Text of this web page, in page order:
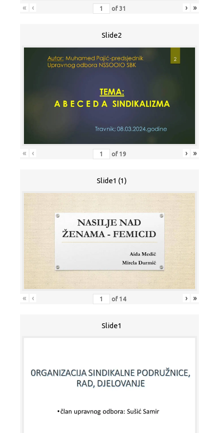
« ‹ of 31 › »
Slide2
« ‹ of 19 › »
Slide1 (1)
« ‹ of 14 › »
Slide1